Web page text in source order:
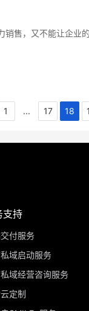
售，又不能让企
1 ... 17 18
支持
付服务
域启动服务
域经营咨询服务
定制